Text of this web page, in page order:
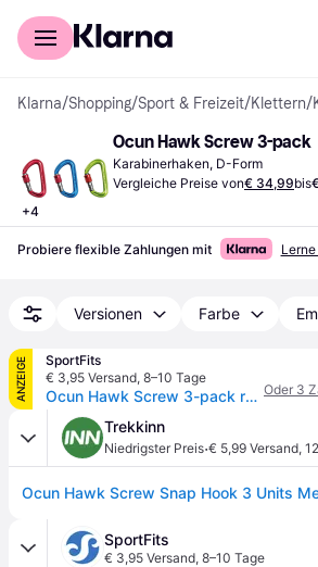
Für Shopper
Klarna/Shopping/Sport & Freizeit/Klettern/
+4
Ocun Hawk Screw 3-pack
Karabinerhaken, D-Form
Vergleiche Preise von€ 34,99bis
Probiere flexible Zahlungen mit
Versionen Farbe
ANZEIGE
SportFits
€ 3,95 Versand, 8–10 Tage
Ocun Hawk Screw 3-pack red, blue, green Oder 3
Trekkinn
Niedrigster Preis·€ 5,99 Versand,
Ocun Hawk Screw Snap Hook 3 Units
SportFits
€ 3,95 Versand, 8–10 Tage